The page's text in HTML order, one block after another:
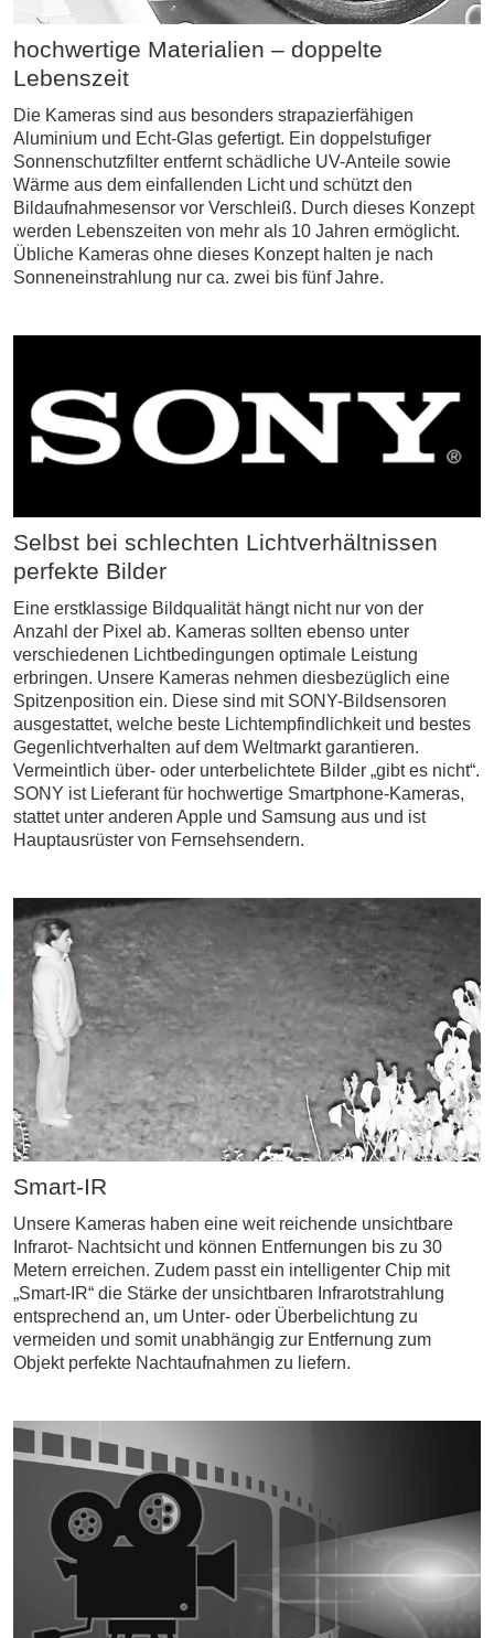
hochwertige Materialien – doppelte
Lebenszeit
Die Kameras sind aus besonders strapazierfähigen
Aluminium und Echt-Glas gefertigt. Ein doppelstufiger
Sonnenschutzfilter entfernt schädliche UV-Anteile sowie
Wärme aus dem einfallenden Licht und schützt den
Bildaufnahmesensor vor Verschleiß. Durch dieses Konzept
werden Lebenszeiten von mehr als 10 Jahren ermöglicht.
Übliche Kameras ohne dieses Konzept halten je nach
Sonneneinstrahlung nur ca. zwei bis fünf Jahre.
Selbst bei schlechten Lichtverhältnissen
perfekte Bilder
Eine erstklassige Bildqualität hängt nicht nur von der
Anzahl der Pixel ab. Kameras sollten ebenso unter
verschiedenen Lichtbedingungen optimale Leistung
erbringen. Unsere Kameras nehmen diesbezüglich eine
Spitzenposition ein. Diese sind mit SONY-Bildsensoren
ausgestattet, welche beste Lichtempfindlichkeit und bestes
Gegenlichtverhalten auf dem Weltmarkt garantieren.
Vermeintlich über- oder unterbelichtete Bilder „gibt es nicht“.
SONY ist Lieferant für hochwertige Smartphone-Kameras,
stattet unter anderen Apple und Samsung aus und ist
Hauptausrüster von Fernsehsendern.
Smart-IR
Unsere Kameras haben eine weit reichende unsichtbare
Infrarot- Nachtsicht und können Entfernungen bis zu 30
Metern erreichen. Zudem passt ein intelligenter Chip mit
„Smart-IR“ die Stärke der unsichtbaren Infrarotstrahlung
entsprechend an, um Unter- oder Überbelichtung zu
vermeiden und somit unabhängig zur Entfernung zum
Objekt perfekte Nachtaufnahmen zu liefern.